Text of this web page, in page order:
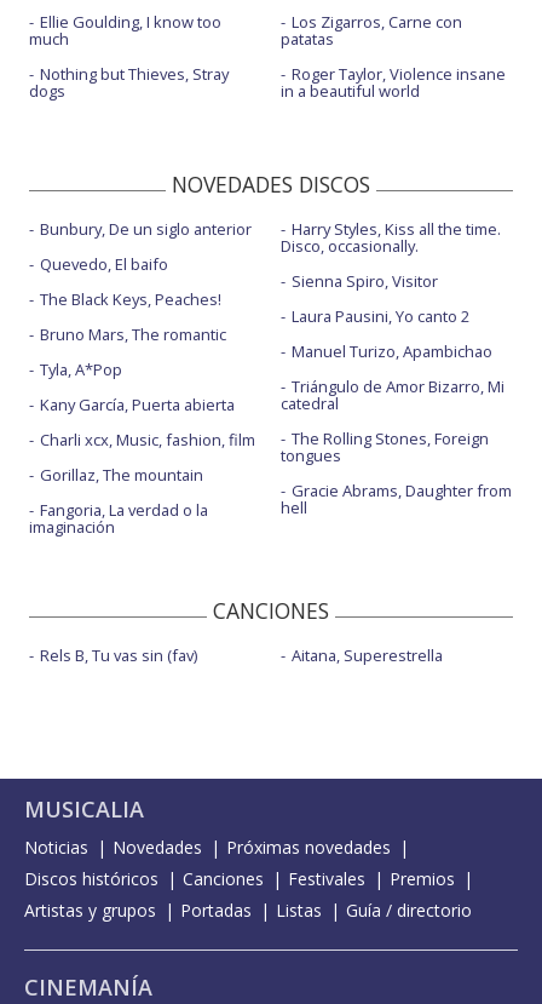
Ellie Goulding, I know too
much
Nothing but Thieves, Stray
dogs
Los Zigarros, Carne con
patatas
Roger Taylor, Violence insane
in a beautiful world
NOVEDADES DISCOS
Bunbury, De un siglo anterior
Quevedo, El baifo
The Black Keys, Peaches!
Bruno Mars, The romantic
Tyla, A*Pop
Kany García, Puerta abierta
Charli xcx, Music, fashion, film
Gorillaz, The mountain
Fangoria, La verdad o la
imaginación
Harry Styles, Kiss all the time.
Disco, occasionally.
Sienna Spiro, Visitor
Laura Pausini, Yo canto 2
Manuel Turizo, Apambichao
Triángulo de Amor Bizarro, Mi
catedral
The Rolling Stones, Foreign
tongues
Gracie Abrams, Daughter from
hell
CANCIONES
Rels B, Tu vas sin (fav) Aitana, Superestrella
MUSICALIA
Noticias Novedades
Próximas novedades
Discos históricos
Canciones Festivales
Premios
Artistas y grupos
Portadas Listas Guía / directorio
CINEMANÍA